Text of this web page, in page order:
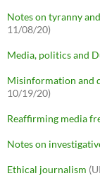
Notes on tyranny
11/08/20)
Media, politics and
Misinformation and
10/19/20)
Reaffirming media
Notes on
Ethical journalism